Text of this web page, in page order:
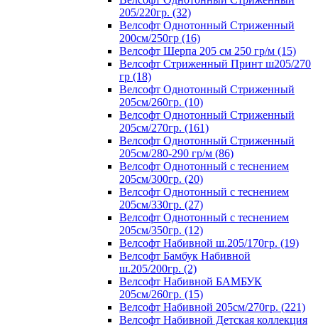
205/220гр. (32)
Велсофт Однотонный Стриженный
200см/250гр (16)
Велсофт Шерпа 205 см 250 гр/м (15)
Велсофт Стриженный Принт ш205/270
гр (18)
Велсофт Однотонный Стриженный
205см/260гр. (10)
Велсофт Однотонный Стриженный
205см/270гр. (161)
Велсофт Однотонный Стриженный
205см/280-290 гр/м (86)
Велсофт Однотонный с теснением
205см/300гр. (20)
Велсофт Однотонный с теснением
205см/330гр. (27)
Велсофт Однотонный с теснением
205см/350гр. (12)
Велсофт Набивной ш.205/170гр. (19)
Велсофт Бамбук Набивной
ш.205/200гр. (2)
Велсофт Набивной БАМБУК
205см/260гр. (15)
Велсофт Набивной 205см/270гр. (221)
Велсофт Набивной Детская коллекция